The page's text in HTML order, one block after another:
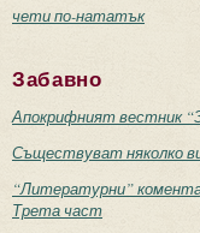
чети по-нататък
Забавно
Апокрифният вестник
Съществуват няколко
“Литературни”
Трета част